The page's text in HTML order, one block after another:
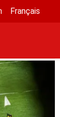
Français